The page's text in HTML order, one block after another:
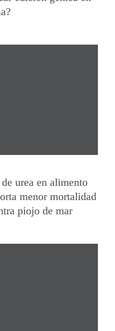
urea en alimento
menor mortalidad
piojo de mar